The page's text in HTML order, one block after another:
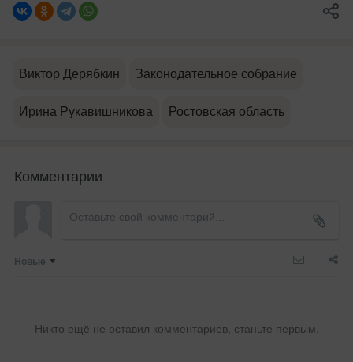
Виктор Дерябкин Законодательное собрание
Ирина Рукавишникова Ростовская область
Комментарии
Новые
Никто ещё не оставил комментариев, станьте первым.